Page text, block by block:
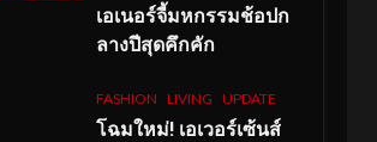
เอเนอร์จี้มหกรรมช้อปก
ลางปีสุดคึกคัก
FASHION LIVING UPDATE
โฉมใหม่! เอเวอร์เซ้นส์